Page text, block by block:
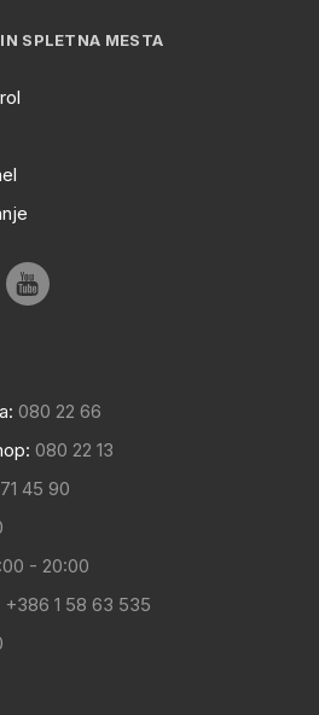
SPLETNA MESTA
080 22 66
080 22 13
45 90
- 20:00
+386 1 58 63 535